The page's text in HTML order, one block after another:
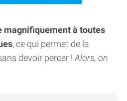
magnifiquement à toutes
, ce qui permet de la
devoir percer ! Alors, on